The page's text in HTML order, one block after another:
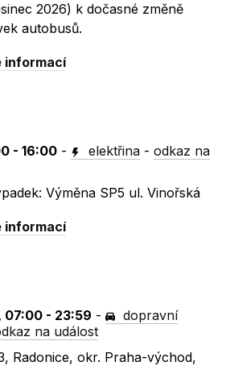
2026) k dočasné změně
autobusů.
informací
- 16:00 - elektřina -odkaz na
Výměna SP5 ul. Vinořská
informací
07:00 - 23:59 -
dopravní
na událost
Radonice, okr. Praha-východ,